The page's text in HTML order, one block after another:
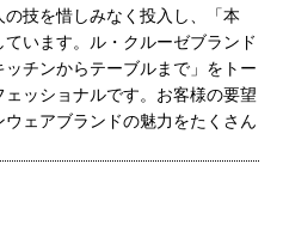
の技を惜しみなく投入し、「本
います。ル・クルーゼブランド
チンからテーブルまで」をトー
ッショナルです。お客様の要望
ェアブランドの魅力をたくさん